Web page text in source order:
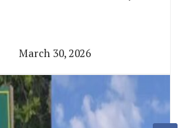
March 30, 2026